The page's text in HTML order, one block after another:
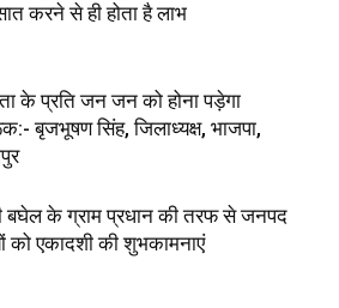
करने से ही होता है लाभ
के प्रति जन जन‌ को होना‌ पड़ेगा
बृजभूषण सिंह, जिलाध्यक्ष, भाजपा,
बघेल के ग्राम प्रधान की तरफ से जनपद
को एकादशी की शुभकामनाएं